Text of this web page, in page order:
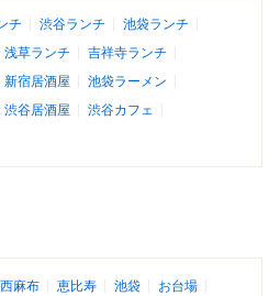
チ 渋谷ランチ
池袋ランチ
浅草ランチ
吉祥寺ランチ
新宿居酒屋
池袋ラーメン
渋谷居酒屋
渋谷カフェ
西麻布 恵比寿 池袋
お台場